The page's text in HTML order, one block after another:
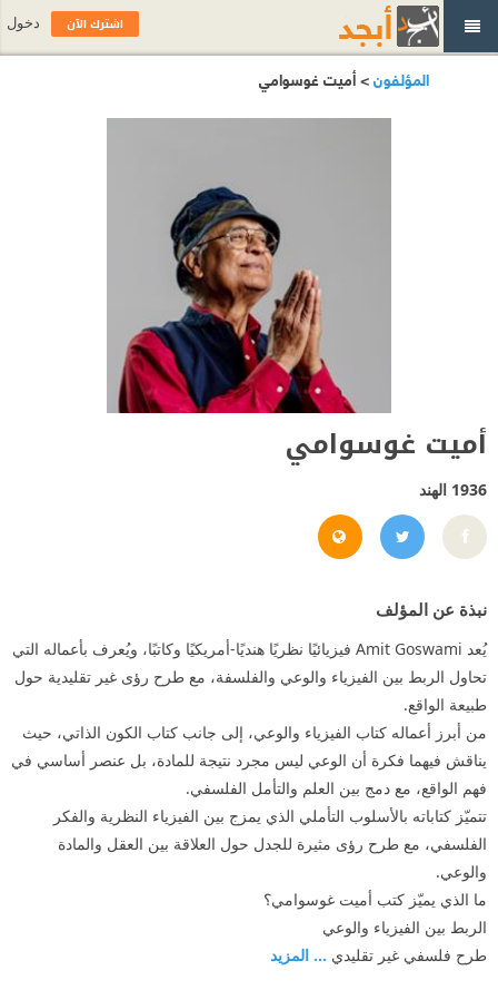
المؤلفون> أميت غوسوامي
أميت غوسوامي
1936 الهند
https://x.com/AmitGoswamiPhD
نبذة عن المؤلف
يُعد Amit Goswami فيزيائيًا نظريًا هنديًا-أمريكيًا وكاتبًا، ويُعرف بأعماله التي
تحاول الربط بين الفيزياء والوعي والفلسفة، مع طرح رؤى غير تقليدية حول
طبيعة الواقع.
من أبرز أعماله كتاب الفيزياء والوعي، إلى جانب كتاب الكون الذاتي، حيث
يناقش فيهما فكرة أن الوعي ليس مجرد نتيجة للمادة، بل عنصر أساسي في
فهم الواقع، مع دمج بين العلم والتأمل الفلسفي.
تتميّز كتاباته بالأسلوب التأملي الذي يمزج بين الفيزياء النظرية والفكر
الفلسفي، مع طرح رؤى مثيرة للجدل حول العلاقة بين العقل والمادة
والوعي.
ما الذي يميّز كتب أميت غوسوامي؟
الربط بين الفيزياء والوعي
طرح فلسفي غير تقليدي ... المزيد
اشترك الآن دخول